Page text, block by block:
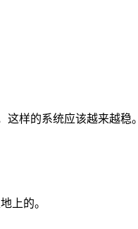
样的系统应该越来越稳。
上的。